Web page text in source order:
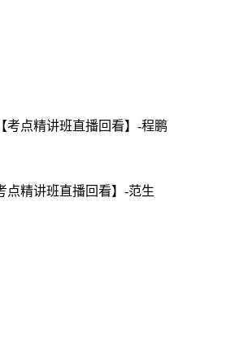
考点精讲班直播回看】-程鹏
点精讲班直播回看】-范生